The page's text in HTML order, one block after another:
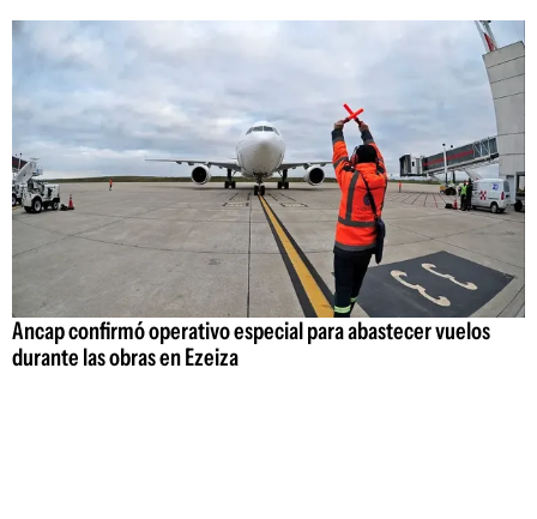
Ancap confirmó operativo especial para abastecer vuelos
durante las obras en Ezeiza